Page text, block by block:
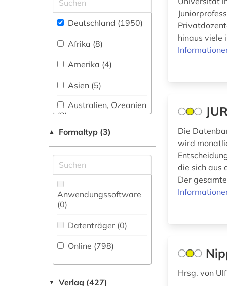
Slavistik (11)
Soziologie (75)
Sport (7)
Technik (62)
Theologie und
Religionswissenschaften
Werkstoffwissenschaften
und Fertigungstechnik
(45)
Wirtschaftswissenschaften
Wissenschaftskunde,
Museumswesen (61)
wissenschaften (1)
akdademie der
aktien (1)
aktuelles lexikon (1)
allgemeine
geschäftsbedingungen
(1)
allgemeines
prozessrecht und
allmende (1)
Deutschland (1950)
Afrika (8)
Amerika (4)
Asien (5)
Australien, Ozeanien
(3)
Baden-
Wuerttemberg (13)
Baltikum (4)
Belarus (3)
Belgien (8)
Berlin (12)
Herzegowina (2)
▲ Formaltyp (3)
Anwendungssoftware
(0)
Datenträger (0)
Online (798)
▼ Verlag (427)
hinaus viele
Die
wird
die sich aus
Der
Hrsg. von